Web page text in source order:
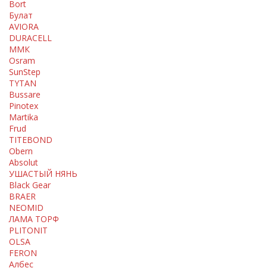
Bort
Булат
AVIORA
DURACELL
ММК
Osram
SunStep
TYTAN
Bussare
Pinotex
Martika
Frud
TITEBOND
Obern
Absolut
УШАСТЫЙ НЯНЬ
Black Gear
BRAER
NEOMID
ЛАМА ТОРФ
PLITONIT
OLSA
FERON
Албес